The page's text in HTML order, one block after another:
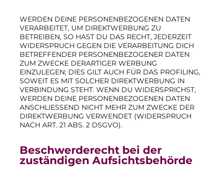
WERDEN DEINE PERSONENBEZOGENEN DATEN
VERARBEITET, UM DIREKTWERBUNG ZU
BETREIBEN, SO HAST DU DAS RECHT, JEDERZEIT
WIDERSPRUCH GEGEN DIE VERARBEITUNG DICH
BETREFFENDER PERSONENBEZOGENER DATEN
ZUM ZWECKE DERARTIGER WERBUNG
EINZULEGEN; DIES GILT AUCH FÜR DAS PROFILING,
SOWEIT ES MIT SOLCHER DIREKTWERBUNG IN
VERBINDUNG STEHT. WENN DU WIDERSPRICHST,
WERDEN DEINE PERSONENBEZOGENEN DATEN
ANSCHLIESSEND NICHT MEHR ZUM ZWECKE DER
DIREKTWERBUNG VERWENDET (WIDERSPRUCH
NACH ART. 21 ABS. 2 DSGVO).
Beschwerde­recht bei der
zuständigen Aufsichts­behörde